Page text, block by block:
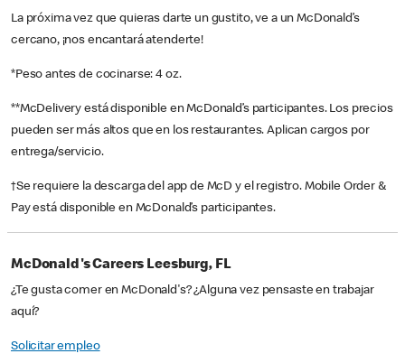
La próxima vez que quieras darte un gustito, ve a un McDonald’s
cercano, ¡nos encantará atenderte!
*Peso antes de cocinarse: 4 oz.
**McDelivery está disponible en McDonald’s participantes. Los precios
pueden ser más altos que en los restaurantes. Aplican cargos por
entrega/servicio.
†Se requiere la descarga del app de McD y el registro. Mobile Order &
Pay está disponible en McDonald’s participantes.
McDonald's Careers Leesburg, FL
¿Te gusta comer en McDonald's? ¿Alguna vez pensaste en trabajar
aquí?
Solicitar empleo